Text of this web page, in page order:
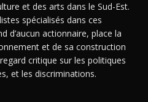
et des arts dans le Sud-Est.
spécialisés dans ces
d’aucun actionnaire, place la
et de sa construction
critique sur les politiques
et les discriminations.